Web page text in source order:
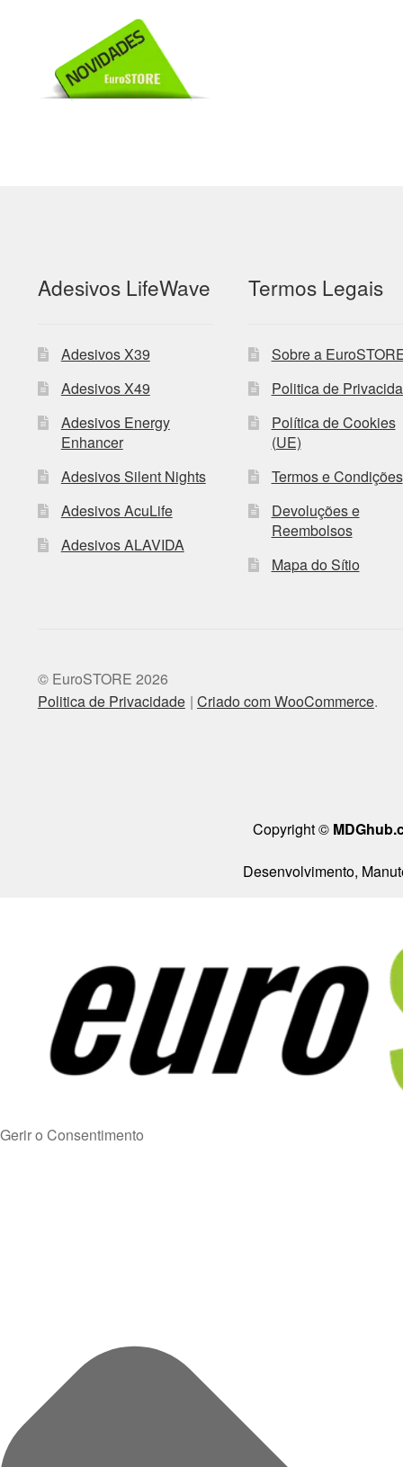
Adesivos LifeWave
Adesivos X39
Adesivos X49
Adesivos Energy
Enhancer
Adesivos Silent Nights
Adesivos AcuLife
Adesivos ALAVIDA
Termos Legais
Sobre a
Politica de
Política de Cookies
(UE)
Termos e Condições
Devoluções e
Reembolsos
Mapa do Sítio
© EuroSTORE 2026
Politica de Privacidade Criado com WooCommerce.
Copyright ©
Desenvolvimento,
Gerir o Consentimento